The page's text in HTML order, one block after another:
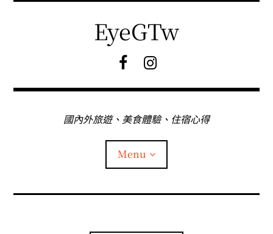
Skip
EyeGTw
F
粉
專
頁
I
國內外旅遊、美食體驗、住宿心得
Menu